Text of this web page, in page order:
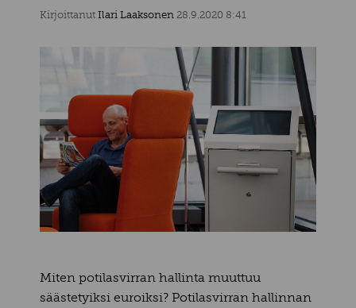
Kirjoittanut Ilari Laaksonen 28.9.2020 8:41
Miten potilasvirran hallinta muuttuu
säästetyiksi euroiksi? Potilasvirran hallinnan